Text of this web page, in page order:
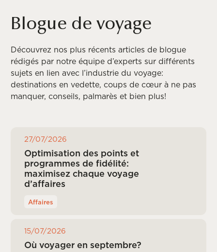
Blogue de voyage
Découvrez nos plus récents articles de blogue
rédigés par notre équipe d’experts sur différents
sujets en lien avec l’industrie du voyage:
destinations en vedette, coups de cœur à ne pas
manquer, conseils, palmarès et bien plus!
27/07/2026
Optimisation des points et
programmes de fidélité:
maximisez chaque voyage
d’affaires
Affaires
15/07/2026
Où voyager en septembre?